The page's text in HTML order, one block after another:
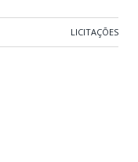
LICITAÇÕES